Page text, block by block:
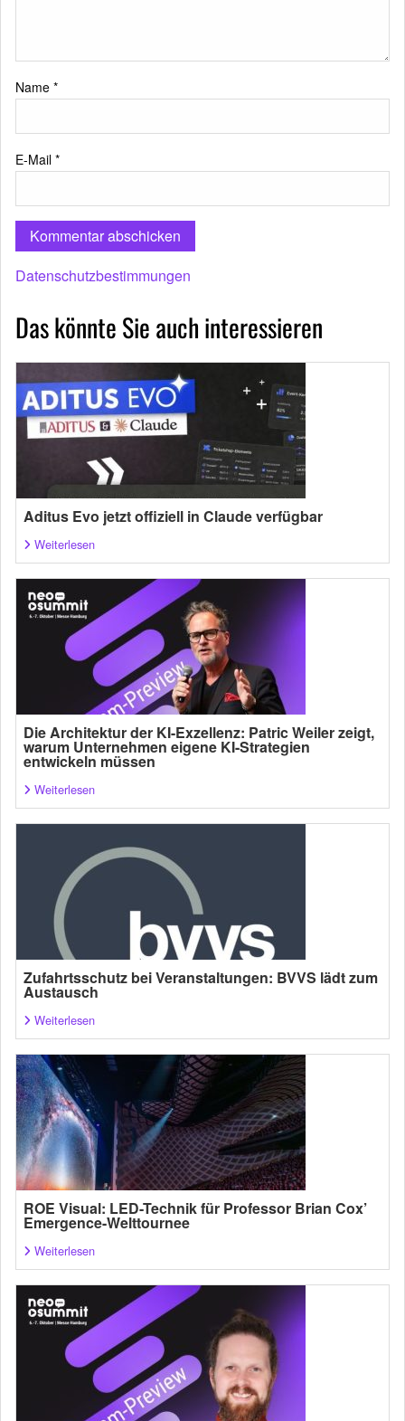
Name *
E-Mail *
Datenschutzbestimmungen
Das könnte Sie auch interessieren
Aditus Evo jetzt offiziell in Claude verfügbar
Weiterlesen
Die Architektur der KI-Exzellenz: Patric Weiler zeigt,
warum Unternehmen eigene KI-Strategien
entwickeln müssen
Weiterlesen
Zufahrtsschutz bei Veranstaltungen: BVVS lädt zum
Austausch
Weiterlesen
ROE Visual: LED-Technik für Professor Brian Cox’
Emergence-Welttournee
Weiterlesen